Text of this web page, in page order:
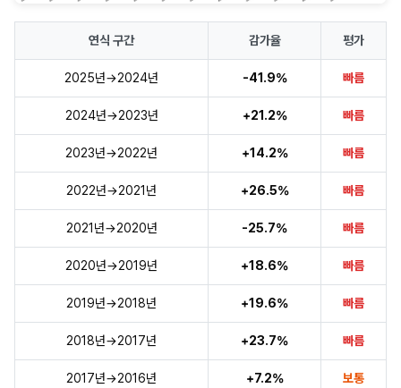
연식 구간 감가율 평가
2025년→2024년 -41.9% 빠름
2024년→2023년 +21.2% 빠름
2023년→2022년 +14.2% 빠름
2022년→2021년 +26.5% 빠름
2021년→2020년 -25.7% 빠름
2020년→2019년 +18.6% 빠름
2019년→2018년 +19.6% 빠름
2018년→2017년 +23.7% 빠름
2017년→2016년 +7.2% 보통